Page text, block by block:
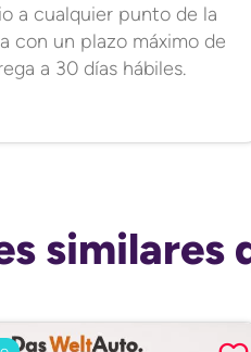
a cualquier punto de la
con un plazo máximo de
a 30 días hábiles.
similares